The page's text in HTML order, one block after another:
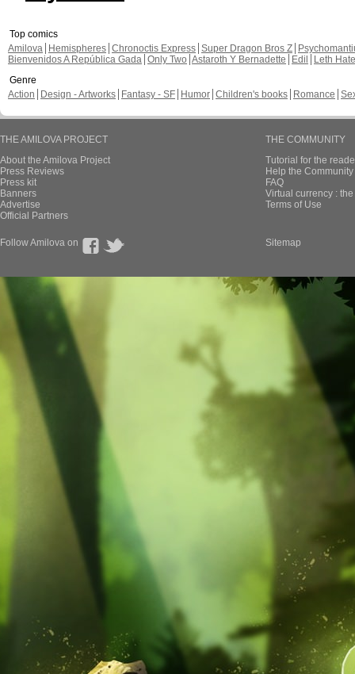
Top comics
Amilova
Hemispheres Chronoctis Express Super Dragon Bros Z
Bienvenidos A República Gada Only Two Astaroth Y Bernadette Edil
Leth Hate
Genre
Action
Design - Artworks Fantasy - SF Humor Children's books Romance
THE AMILOVA PROJECT
About the Amilova Project
Press Reviews
Press kit
Banners
Advertise
Official Partners
THE COMMUNITY
Tutorial for the
Help the
FAQ
Virtual currency :
Terms of Use
Follow Amilova on Sitemap